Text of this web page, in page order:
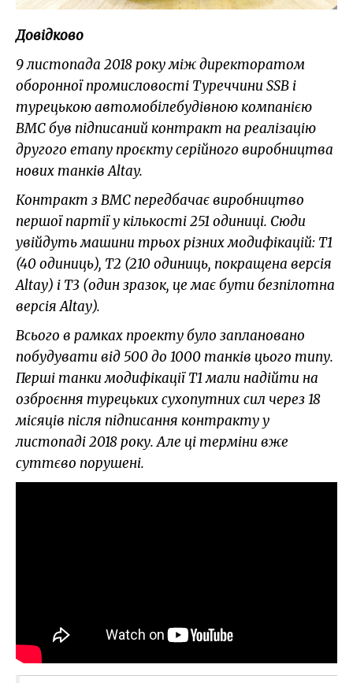
Довідково
9 листопада 2018 року між директоратом
оборонної промисловості Туреччини SSB і
турецькою автомобілебудівною компанією
BMC був підписаний контракт на реалізацію
другого етапу проєкту серійного виробництва
нових танків Altay.
Контракт з BMC передбачає виробництво
першої партії у кількості 251 одиниці. Сюди
увійдуть машини трьох різних модифікацій: Т1
(40 одиниць), Т2 (210 одиниць, покращена версія
Altay) і Т3 (один зразок, це має бути безпілотна
версія Altay).
Всього в рамках проекту було заплановано
побудувати від 500 до 1000 танків цього типу.
Перші танки модифікації Т1 мали надійти на
озброєння турецьких сухопутних сил через 18
місяців після підписання контракту у
листопаді 2018 року. Але ці терміни вже
суттєво порушені.